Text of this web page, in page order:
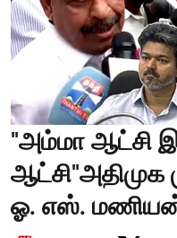
"அம்மா ஆட்சி
ஓ. எஸ். மணியன்